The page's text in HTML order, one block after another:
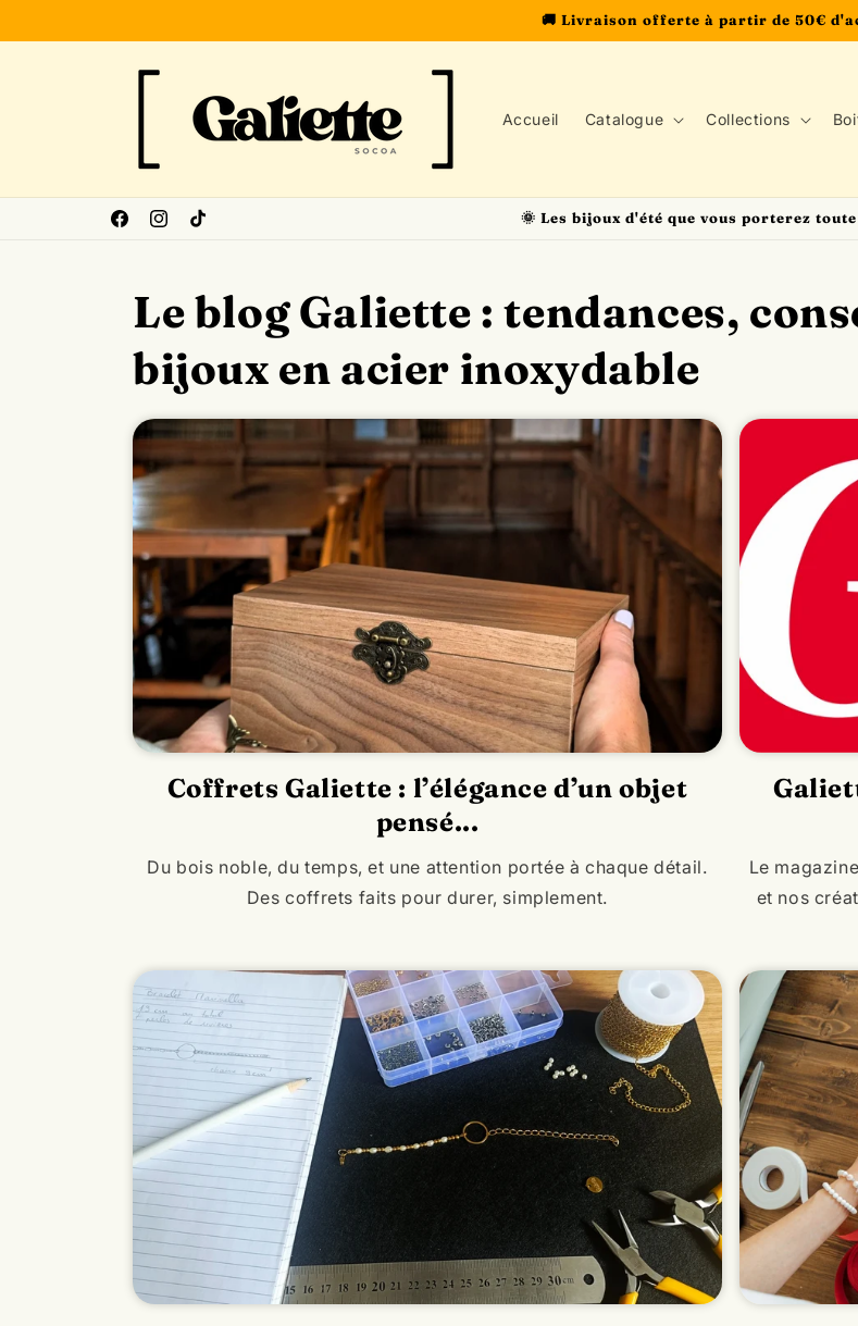
au
🚚 Livraison offerte à partir de 50€
Accueil Catalogue Collections
FacebookInstagram
TikTok
🌞 Les bijoux d'été que vous porterez
Le blog Galiette : tendances,
bijoux en acier inoxydable
Coffrets Galiette : l’élégance d’un objet
pensé...
Du bois noble, du temps, et une attention portée à chaque détail.
Des coffrets faits pour durer, simplement.
Le
et nos